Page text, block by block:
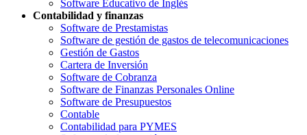
Software Educativo de Inglés
Contabilidad y finanzas
Software de Prestamistas
Software de gestión de gastos de telecomunicaciones
Gestión de Gastos
Cartera de Inversión
Software de Cobranza
Software de Finanzas Personales Online
Software de Presupuestos
Contable
Contabilidad para PYMES